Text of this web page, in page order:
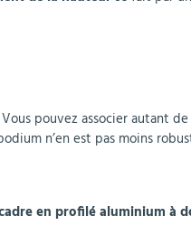
pouvez associer autant
n’en est pas moins
en profilé aluminium à